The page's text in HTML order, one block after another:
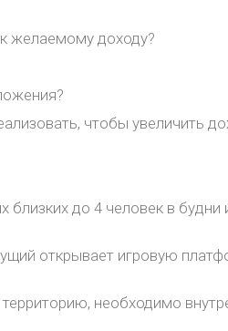
желаемому доходу?
чтобы увеличить
до 4 человек в
открывает игровую
необходимо